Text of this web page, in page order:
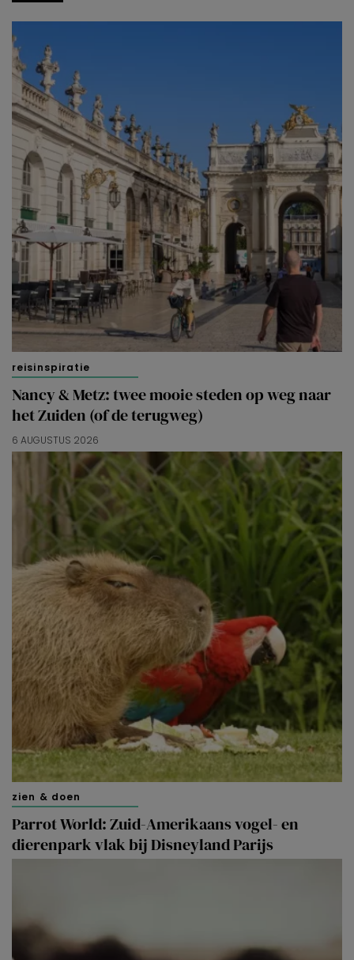
reisinspiratie
Nancy & Metz: twee mooie steden op weg naar
het Zuiden (of de terugweg)
6 AUGUSTUS 2026
zien & doen
Parrot World: Zuid-Amerikaans vogel- en
dierenpark vlak bij Disneyland Parijs